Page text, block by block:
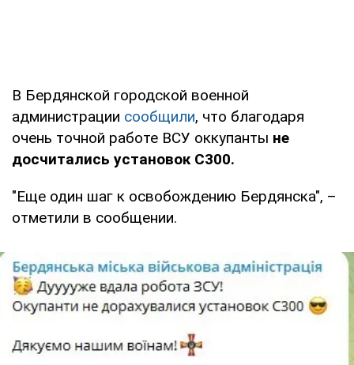
В Бердянской городской военной
администрации сообщили, что благодаря
очень точной работе ВСУ оккупанты не
досчитались установок С300.
"Еще один шаг к освобождению Бердянска", –
отметили в сообщении.